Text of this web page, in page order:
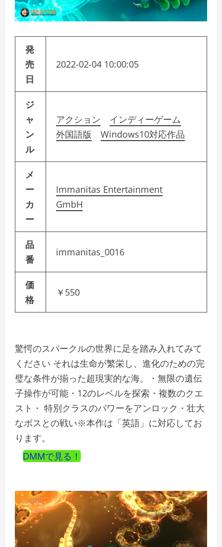
発
売
日
2022-02-04 10:00:05
ジ
ャ
ン
ル
アクション
インディーゲーム
外国語版
Windows10対応作品
メ
ー
カ
ー
Immanitas Entertainment
GmbH
品
番
immanitas_0016
価
格
￥550
驚愕のスパークルの世界に足を踏み入れてみて
ください それは生命が繁栄し、進化のための完
璧な条件が揃った超現実的な海。・無限の遺伝
子操作が可能・12のレベルを探索・複数のクエ
スト・ 特別クラスのパワーをアンロック・壮大
なボスとの戦い※本作は「英語」に対応してお
ります。
DMMで見る！